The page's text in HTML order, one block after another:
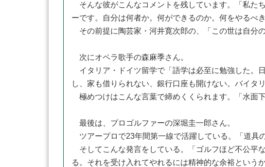
そんな彼がこんなコメントを残しています。「私た
ーです。自分は何者か。何ができるのか。何をやるべ
その前提に陶芸家・河井寛次郎の、「この世は自分
次にオペラ歌手の森麻季さん。
イタリア・ドイツ留学で「語学は必至に勉強した。
し、家も借りられない、銀行口座も開けない。バイタ
極めつけはこんな言葉で締めくくられます。「水面
最後は、プロゴルファーの深堀圭一郎さん。
ツアープロで23年間第一線で活躍している。「道具
そしてこんな発言をしている。「ゴルフほど不公平
る。それを受け入れてやれるには精神的な余裕という